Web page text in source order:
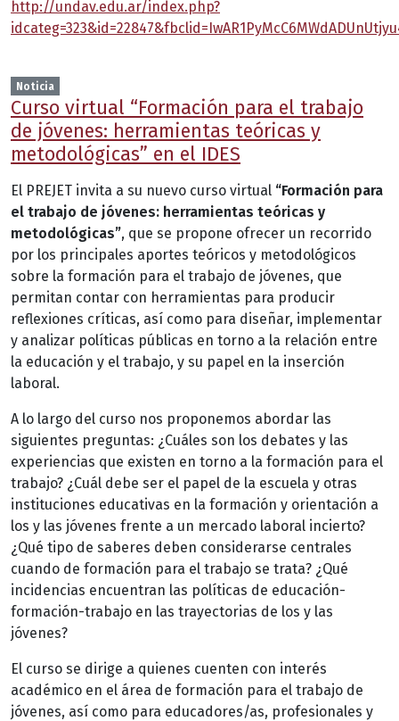
http://undav.edu.ar/index.php?
Noticia
Curso virtual “Formación para el trabajo
de jóvenes: herramientas teóricas y
metodológicas” en el IDES
El PREJET invita a su nuevo curso virtual “Formación para
el trabajo de jóvenes: herramientas teóricas y
metodológicas”, que se propone ofrecer un recorrido
por los principales aportes teóricos y metodológicos
sobre la formación para el trabajo de jóvenes, que
permitan contar con herramientas para producir
reflexiones críticas, así como para diseñar, implementar
y analizar políticas públicas en torno a la relación entre
la educación y el trabajo, y su papel en la inserción
laboral.
A lo largo del curso nos proponemos abordar las
siguientes preguntas: ¿Cuáles son los debates y las
experiencias que existen en torno a la formación para el
trabajo? ¿Cuál debe ser el papel de la escuela y otras
instituciones educativas en la formación y orientación a
los y las jóvenes frente a un mercado laboral incierto?
¿Qué tipo de saberes deben considerarse centrales
cuando de formación para el trabajo se trata? ¿Qué
incidencias encuentran las políticas de educación-
formación-trabajo en las trayectorias de los y las
jóvenes?
El curso se dirige a quienes cuenten con interés
académico en el área de formación para el trabajo de
jóvenes, así como para educadores/as, profesionales y